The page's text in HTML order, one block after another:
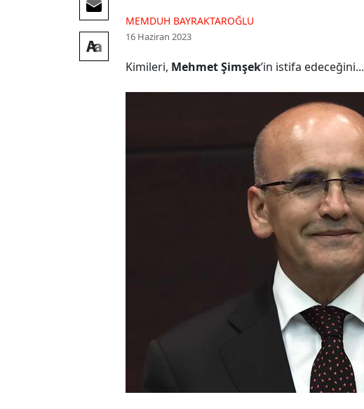
MEMDUH BAYRAKTAROĞLU
16 Haziran 2023
Kimileri, Mehmet Şimşek’in istifa edeceğini...